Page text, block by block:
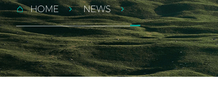
HOME NEWS